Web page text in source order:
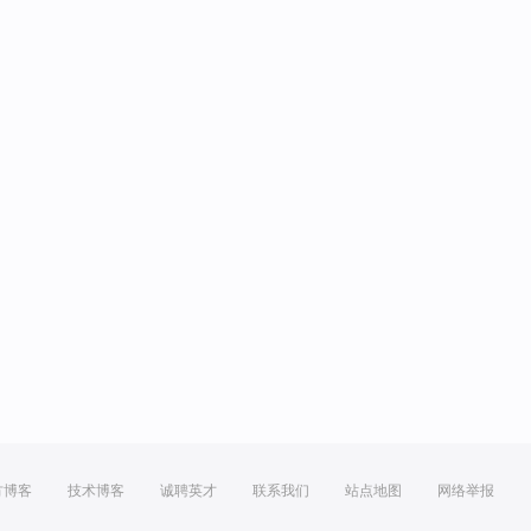
博客 技术博客 诚聘英才 联系我们 站点地图 网络举报